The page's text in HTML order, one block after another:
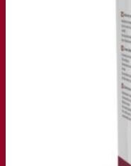
Nossas
E2U™ –
All In 1™
Outros
Soluções de